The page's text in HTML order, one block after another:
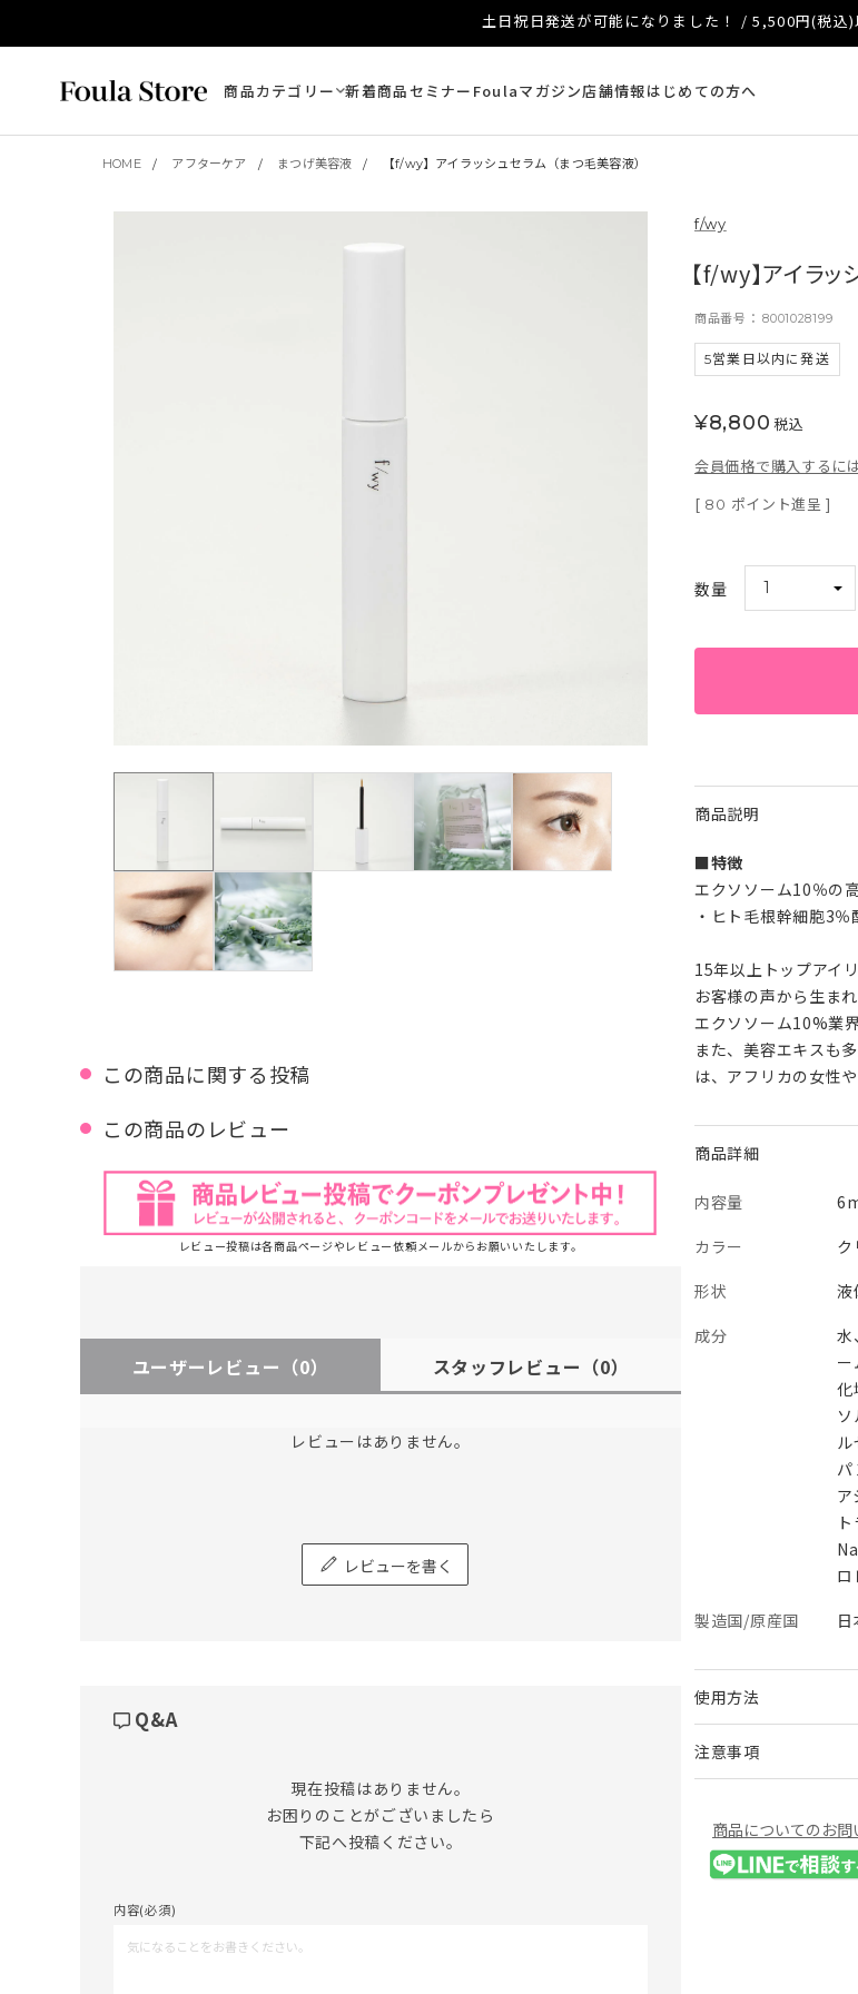
土日祝日発送が可能になりました！ / 5,500円(税込
商品カテゴリー 新着商品セミナー Foulaマガジン店舗情報はじめての方へ
HOME アフターケア まつげ美容液 【f/wy】アイラッシュセラム（まつ毛美容液）
この商品に関する投稿
この商品のレビュー
レビュー投稿は各商品ページやレビュー依頼メールからお願いいたします。
ユーザーレビュー （0） スタッフレビュー （0）
レビューはありません。
レビューを書く
Q&A
現在投稿はありません。
お困りのことがございましたら
下記へ投稿ください。
内容(必須)
f/wy
【f/wy】アイラッ
商品番号 8001028199
5営業日以内に発送
¥8,800 税込
会員価格で購入するに
[ 80 ポイント進呈 ]
商品説明
■特徴
エクソソーム10％の
・ヒト毛根幹細胞3％
15年以上トップアイ
お客様の声から生ま
エクソソーム10%業
また、美容エキスも
は、アフリカの女性
商品詳細
内容量
カラー
ク
形状
液
成分
水
化
パ
ア
ロ
製造国/原産国
日
使用方法
注意事項
商品についてのお問